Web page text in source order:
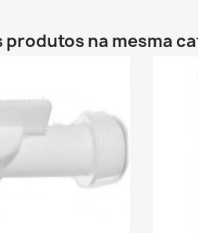
produtos na mesma